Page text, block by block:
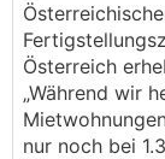
Österreich
„Während wir
nur noch bei